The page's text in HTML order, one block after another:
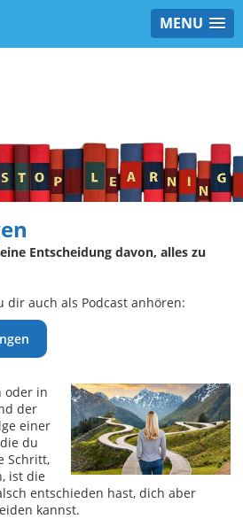
MENU
Entscheidung davon, alles zu
dir auch als Podcast anhören:
oder in
der
einer
du
Schritt,
ist die
entschieden hast, dich aber
kannst.